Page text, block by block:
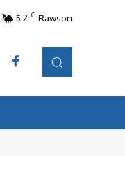
5.2 C Rawson